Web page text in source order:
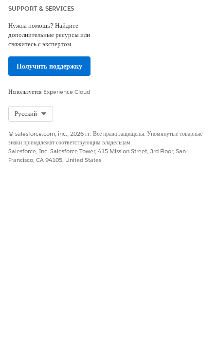
SUPPORT & SERVICES
Нужна помощь? Найдите
дополнительные ресурсы или
свяжитесь с экспертом.
Получить поддержку
Используется Experience Cloud
Русский
© salesforce.com, inc., 2026 гг. Все права защищены. Упомянутые товарные
знаки принадлежат соответствующим владельцам.
Salesforce, Inc. Salesforce Tower, 415 Mission Street, 3rd Floor, San
Francisco, CA 94105, United States